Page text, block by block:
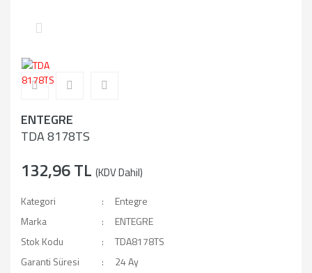
ENTEGRE
TDA 8178TS
132,96 TL (KDV Dahil)
Kategori
Entegre
Marka
ENTEGRE
Stok Kodu
TDA8178TS
Garanti Süresi
24 Ay